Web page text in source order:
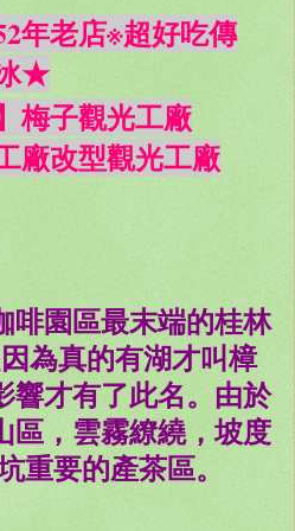
年老店※超好吃傳
★
梅子觀光工廠
廠改型觀光工廠
啡園區最末端的桂林
為真的有湖才叫樟
響才有了此名。由於
區，雲霧繚繞，坡度
重要的產茶區。